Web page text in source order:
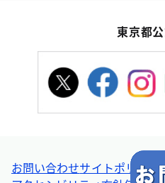
東京都
お問い合わせサイトポリシー